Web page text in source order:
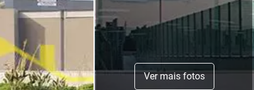
Ver mais fotos